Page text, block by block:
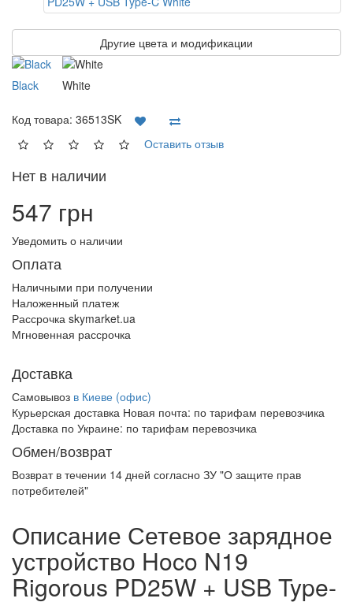
Другие цвета и модификации
Black White
Код товара: 36513SK
Оставить отзыв
Нет в наличии
547 грн
Уведомить о наличии
Оплата
Наличными при получении
Наложенный платеж
Рассрочка skymarket.ua
Мгновенная рассрочка
Доставка
Самовывоз в Киеве (офис)
Курьерская доставка Новая почта: по тарифам перевозчика
Доставка по Украине: по тарифам перевозчика
Обмен/возврат
Возврат в течении 14 дней согласно ЗУ "О защите прав
потребителей"
Описание Сетевое зарядное
устройство Hoco N19
Rigorous PD25W + USB Type-